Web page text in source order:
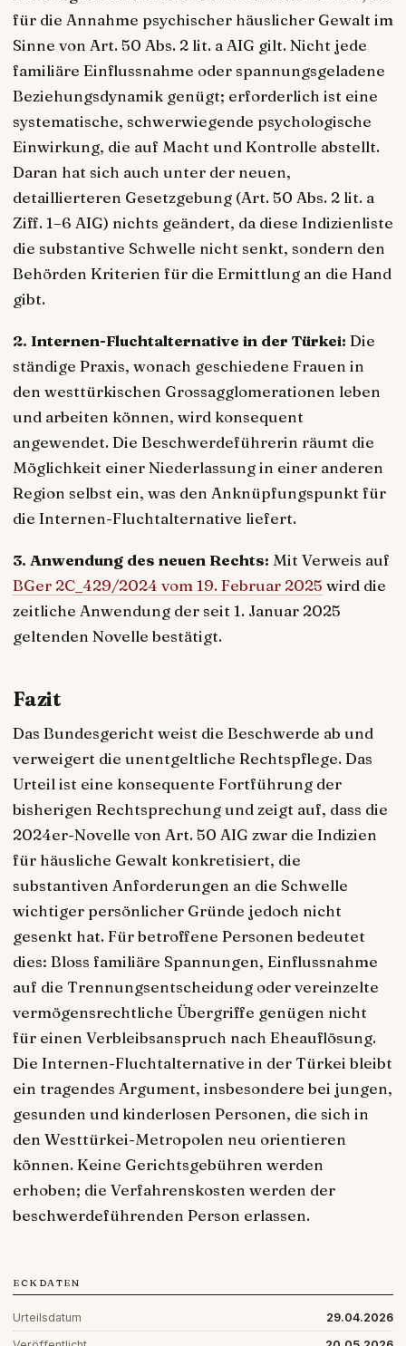
für die Annahme psychischer häuslicher Gewalt im
Sinne von Art. 50 Abs. 2 lit. a AIG gilt. Nicht jede
familiäre Einflussnahme oder spannungsgeladene
Beziehungsdynamik genügt; erforderlich ist eine
systematische, schwerwiegende psychologische
Einwirkung, die auf Macht und Kontrolle abstellt.
Daran hat sich auch unter der neuen,
detaillierteren Gesetzgebung (Art. 50 Abs. 2 lit. a
Ziff. 1–6 AIG) nichts geändert, da diese Indizienliste
die substantive Schwelle nicht senkt, sondern den
Behörden Kriterien für die Ermittlung an die Hand
gibt.
2. Internen-Fluchtalternative in der Türkei: Die
ständige Praxis, wonach geschiedene Frauen in
den westtürkischen Grossagglomerationen leben
und arbeiten können, wird konsequent
angewendet. Die Beschwerdeführerin räumt die
Möglichkeit einer Niederlassung in einer anderen
Region selbst ein, was den Anknüpfungspunkt für
die Internen-Fluchtalternative liefert.
3. Anwendung des neuen Rechts: Mit Verweis auf
BGer 2C_429/2024 vom 19. Februar 2025 wird die
zeitliche Anwendung der seit 1. Januar 2025
geltenden Novelle bestätigt.
Fazit
Das Bundesgericht weist die Beschwerde ab und
verweigert die unentgeltliche Rechtspflege. Das
Urteil ist eine konsequente Fortführung der
bisherigen Rechtsprechung und zeigt auf, dass die
2024er-Novelle von Art. 50 AIG zwar die Indizien
für häusliche Gewalt konkretisiert, die
substantiven Anforderungen an die Schwelle
wichtiger persönlicher Gründe jedoch nicht
gesenkt hat. Für betroffene Personen bedeutet
dies: Bloss familiäre Spannungen, Einflussnahme
auf die Trennungsentscheidung oder vereinzelte
vermögensrechtliche Übergriffe genügen nicht
für einen Verbleibsanspruch nach Eheauflösung.
Die Internen-Fluchtalternative in der Türkei bleibt
ein tragendes Argument, insbesondere bei jungen,
gesunden und kinderlosen Personen, die sich in
den Westtürkei-Metropolen neu orientieren
können. Keine Gerichtsgebühren werden
erhoben; die Verfahrenskosten werden der
beschwerdeführenden Person erlassen.
ECKDATEN
Urteilsdatum
29.04.2026